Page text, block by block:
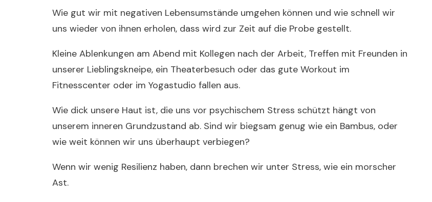
Wie gut wir mit negativen Lebensumstände umgehen können und wie schnell wir
uns wieder von ihnen erholen, dass wird zur Zeit auf die Probe gestellt.
Kleine Ablenkungen am Abend mit Kollegen nach der Arbeit, Treffen mit Freunden in
unserer Lieblingskneipe, ein Theaterbesuch oder das gute Workout im
Fitnesscenter oder im Yogastudio fallen aus.
Wie dick unsere Haut ist, die uns vor psychischem Stress schützt hängt von
unserem inneren Grundzustand ab. Sind wir biegsam genug wie ein Bambus, oder
wie weit können wir uns überhaupt verbiegen?
Wenn wir wenig Resilienz haben, dann brechen wir unter Stress, wie ein morscher
Ast.